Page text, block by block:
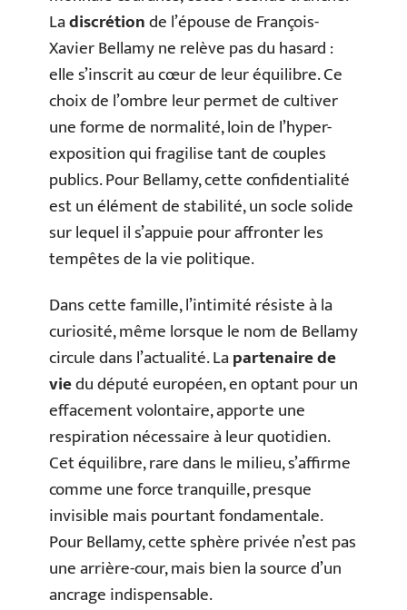
Ladiscrétionde l’épouse de François-
Xavier Bellamy ne relève pas du hasard :
elle s’inscrit au cœur de leur équilibre. Ce
choix de l’ombre leur permet de cultiver
une forme de normalité, loin de l’hyper-
exposition qui fragilise tant de couples
publics. Pour Bellamy, cette confidentialité
est un élément de stabilité, un socle solide
sur lequel il s’appuie pour affronter les
tempêtes de la vie politique.
Dans cette famille, l’intimité résiste à la
curiosité, même lorsque le nom de Bellamy
circule dans l’actualité. Lapartenaire de
viedu député européen, en optant pour un
effacement volontaire, apporte une
respiration nécessaire à leur quotidien.
Cet équilibre, rare dans le milieu, s’affirme
comme une force tranquille, presque
invisible mais pourtant fondamentale.
Pour Bellamy, cette sphère privée n’est pas
une arrière-cour, mais bien la source d’un
ancrage indispensable.